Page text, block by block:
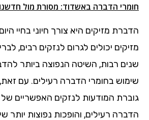
חומרי הדברה באשדוד: מסורת מול
הדברת מזיקים היא צורך חיוני בחיי
מזיקים יכולים לגרום לנזקים רבים,
שנים רבות, השיטה הנפוצה ביותר
שימוש בחומרי הדברה רעילים. עם
גוברת המודעות לנזקים האפשריים של
הדברה רעילים, והופכות נפוצות יותר